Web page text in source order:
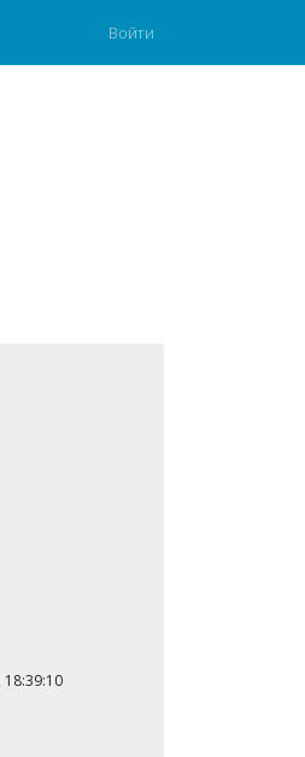
Войти
18:39:10